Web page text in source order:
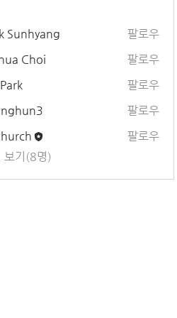
Sunhyang
팔로우
Choi
팔로우
팔로우
팔로우
팔로우
보기(8명)